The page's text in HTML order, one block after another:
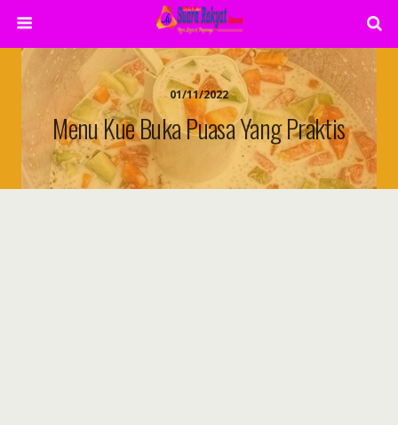
01/11/2022
Menu Kue Buka Puasa Yang Praktis